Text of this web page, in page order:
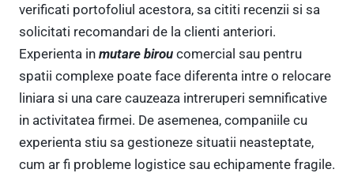
verificati portofoliul acestora, sa cititi recenzii si sa
solicitati recomandari de la clienti anteriori.
Experienta in mutare birou comercial sau pentru
spatii complexe poate face diferenta intre o relocare
liniara si una care cauzeaza intreruperi semnificative
in activitatea firmei. De asemenea, companiile cu
experienta stiu sa gestioneze situatii neasteptate,
cum ar fi probleme logistice sau echipamente fragile.